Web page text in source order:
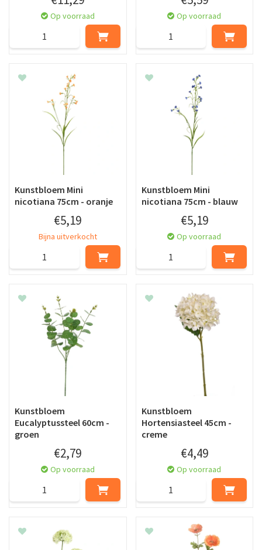
Op voorraad Op voorraad
Kunstbloem Mini
nicotiana 75cm - oranje
€5,19
Bijna uitverkocht
Kunstbloem Mini
nicotiana 75cm - blauw
€5,19
Op voorraad
Kunstbloem
Eucalyptussteel 60cm -
groen
€2,79
Op voorraad
Kunstbloem
Hortensiasteel 45cm -
creme
€4,49
Op voorraad